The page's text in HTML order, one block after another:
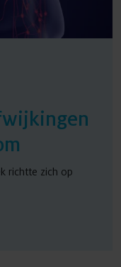
richtte zich op